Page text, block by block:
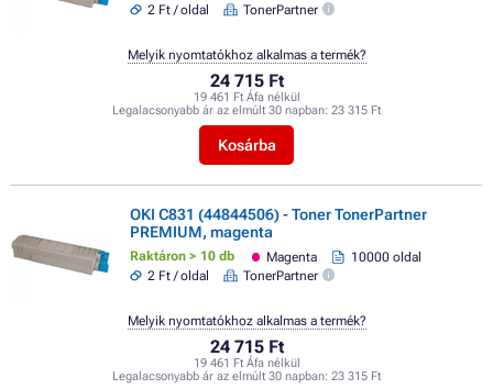
2 Ft / oldal
TonerPartner
24 715 Ft
19 461 Ft Áfa nélkül
Legalacsonyabb ár az elmúlt 30 napban: 23 315 Ft
Kosárba
Melyik nyomtatókhoz alkalmas a termék?
OKI C831 (44844506) - Toner TonerPartner
PREMIUM, magenta
Raktáron > 10 db Magenta
10000 oldal
2 Ft / oldal
TonerPartner
24 715 Ft
19 461 Ft Áfa nélkül
Legalacsonyabb ár az elmúlt 30 napban: 23 315 Ft
Melyik nyomtatókhoz alkalmas a termék?